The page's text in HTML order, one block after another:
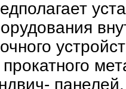
прокатного
панелей.